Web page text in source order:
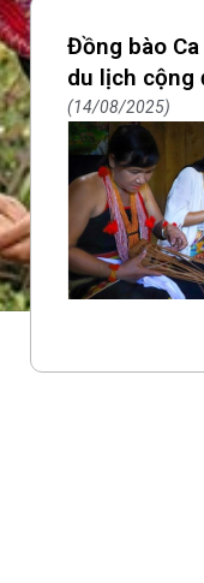
Đồng bào
du lịch cộng
14/08/2025